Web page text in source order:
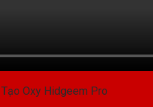
Oxy Hidgeem Pro